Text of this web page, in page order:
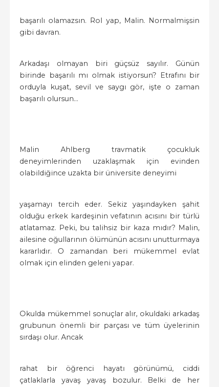
başarılı olamazsın. Rol yap, Malin. Normalmişsin
gibi davran.
Arkadaşı olmayan biri güçsüz sayılır. Günün
birinde başarılı mı olmak istiyorsun? Etrafını bir
orduyla kuşat, sevil ve saygı gör, işte o zaman
başarılı olursun...
Malin Ahlberg travmatik çocukluk
deneyimlerinden uzaklaşmak için evinden
olabildiğince uzakta bir üniversite deneyimi
yaşamayı tercih eder. Sekiz yaşındayken şahit
olduğu erkek kardeşinin vefatının acısını bir türlü
atlatamaz. Peki, bu talihsiz bir kaza mıdır? Malin,
ailesine oğullarının ölümünün acısını unutturmaya
kararlıdır. O zamandan beri mükemmel evlat
olmak için elinden geleni yapar.
Okulda mükemmel sonuçlar alır, okuldaki arkadaş
grubunun önemli bir parçası ve tüm üyelerinin
sırdaşı olur. Ancak
rahat bir öğrenci hayatı görünümü, ciddi
çatlaklarla yavaş yavaş bozulur. Belki de her